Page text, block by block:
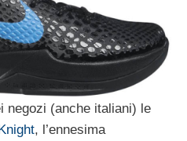
negozi (anche italiani) le
, l’ennesima